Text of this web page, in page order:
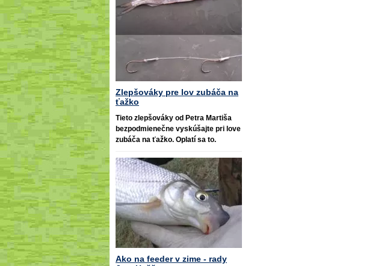
Zlepšováky pre lov zubáča na
ťažko
Tieto zlepšováky od Petra Martiša
bezpodmienečne vyskúšajte pri love
zubáča na ťažko. Oplatí sa to.
Ako na feeder v zime - rady